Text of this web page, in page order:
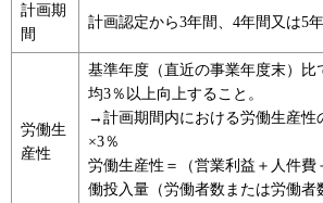
計画期
間
計画認定から3年間、4年間又は5
労働生
産性
基準年度（直近の事業年度末）比
均3％以上向上すること。
→計画期間内における労働生産性
×3％
労働生産性＝（営業利益＋人件費
働投入量（労働者数または労働者